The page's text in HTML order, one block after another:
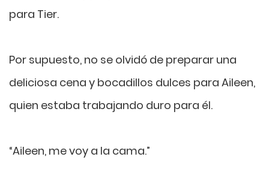
para Tier.
Por supuesto, no se olvidó de preparar una
deliciosa cena y bocadillos dulces para Aileen,
quien estaba trabajando duro para él.
“Aileen, me voy a la cama.”